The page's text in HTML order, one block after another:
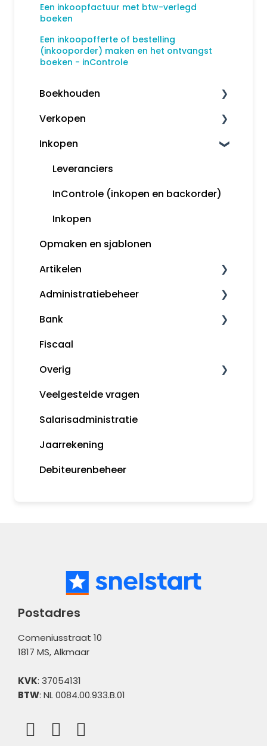
Een inkoopfactuur met btw-verlegd
boeken
Een inkoopofferte of bestelling
(inkooporder) maken en het ontvangst
boeken - inControle
Boekhouden
Boekhouden
Aangifte
Voorbeeldboekingen
Grootboekrekeningen
Boekjaar afsluiten
Margeregeling
Overzichten
Rapportages
Verkopen
Klanten
Kassa
Factureren
Inkopen
Leveranciers
InControle (inkopen en backorder)
Inkopen
Opmaken en sjablonen
Artikelen
Artikelomzetgroepen
Artikelbeheer
Administratiebeheer
Administratiebeheer
Gebruikers en rechten
Mijn Snelstart
Bank
Bankafschriften inlezen
Betaalopdrachten
Snelstart bankieren app
Incasseren
Bankkoppeling
Fiscaal
Overig
Algemene informatie
Tips
MijnSnelStart
Koppelingen
Veelgestelde vragen
Salarisadministratie
Jaarrekening
Debiteurenbeheer
Postadres
Comeniusstraat 10
1817 MS, Alkmaar
KVK: 37054131
BTW: NL 0084.00.933.B.01